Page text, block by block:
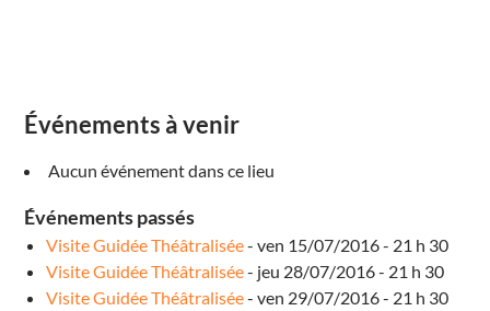
l
o
t
A
v
Événements à venir
Aucun événement dans ce lieu
Événements passés
Visite Guidée Théâtralisée- ven 15/07/2016 - 21 h 30
Visite Guidée Théâtralisée- jeu 28/07/2016 - 21 h 30
Visite Guidée Théâtralisée- ven 29/07/2016 - 21 h 30